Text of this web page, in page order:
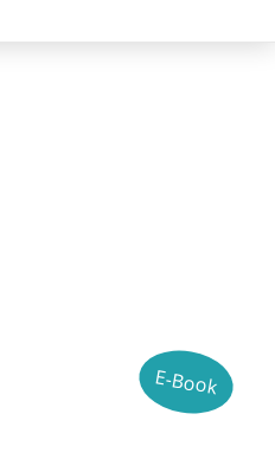
E-Book